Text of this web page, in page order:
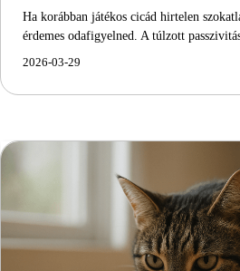
Ha korábban játékos cicád hirtelen
érdemes odafigyelned. A túlzott
2026-03-29